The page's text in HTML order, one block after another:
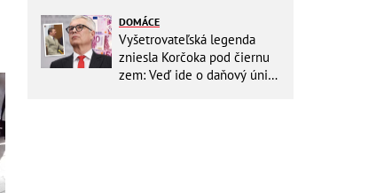
DOMÁCE
Vyšetrovateľská legenda
zniesla Korčoka pod čiernu
zem: Veď ide o daňový únik